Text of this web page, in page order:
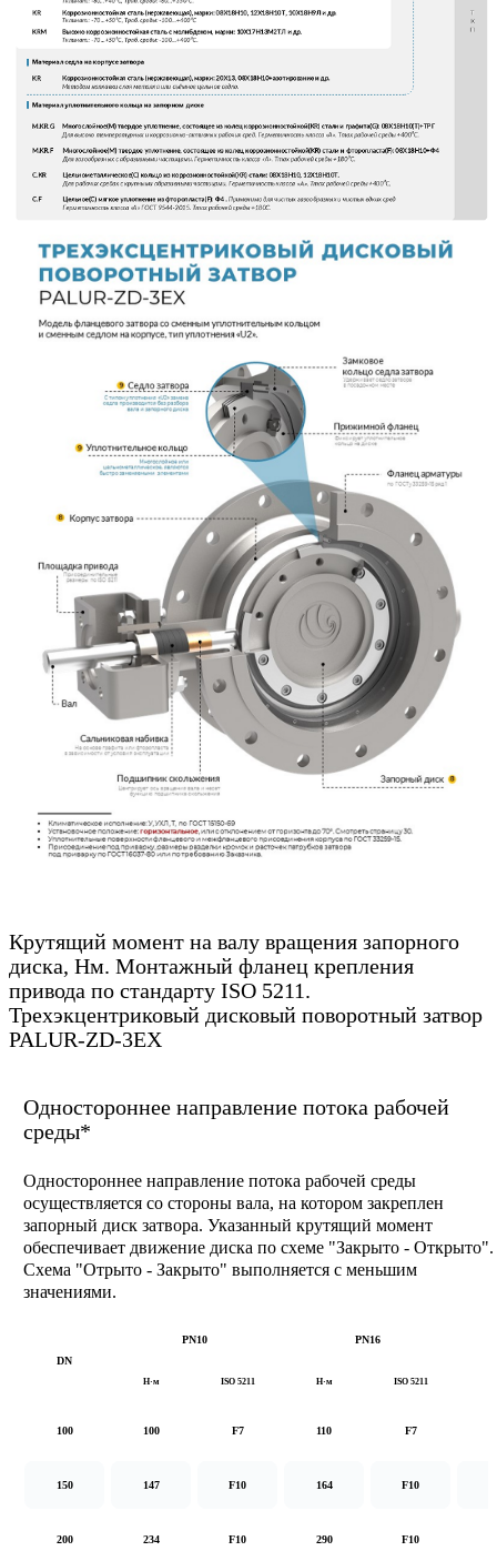
Крутящий момент на валу вращения запорного
диска, Нм. Монтажный фланец крепления
привода по стандарту ISO 5211.
Трехэкцентриковый дисковый поворотный затвор
PALUR-ZD-3EX
Одностороннее направление потока рабочей
среды*
Одностороннее направление потока рабочей среды
осуществляется со стороны вала, на котором закреплен
запорный диск затвора. Указанный крутящий момент
обеспечивает движение диска по схеме "Закрыто - Открыто".
Схема "Отрыто - Закрыто" выполняется с меньшим
значениями.
DN
PN10 PN16
Н·м ISO 5211 Н·м ISO 5211
100 100 F7 110 F7
150 147 F10 164 F10
200 234 F10 290 F10